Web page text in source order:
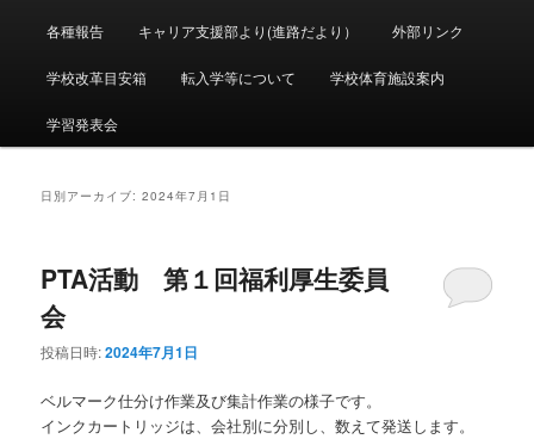
イ
ン
ン
ン
ツ
へ
ブ
コ
テ
ツ
へ
移
各種報告 キャリア支援部より(進路だより） 外部リンク
学校改革目安箱 転入学等について 学校体育施設案内
学習発表会
日別アーカイブ:2024年7月1日
PTA活動 第１回福利厚生委員
会
投稿日時:2024年7月1日
ベルマーク仕分け作業及び集計作業の様子です。
インクカートリッジは、会社別に分別し、数えて発送します。